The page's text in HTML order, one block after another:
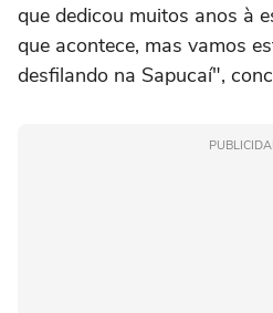
que dedicou muitos anos à
que acontece, mas vamos
desfilando na Sapucaí",